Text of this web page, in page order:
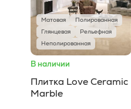
Матовая
Полированная
Глянцевая
Рельефная
Неполированная
В наличии
Плитка Love Ceramic
Marble